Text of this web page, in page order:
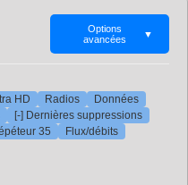
Options
avancées
▼
HD Radios
Données
[-] Dernières suppressions
35 Flux/débits